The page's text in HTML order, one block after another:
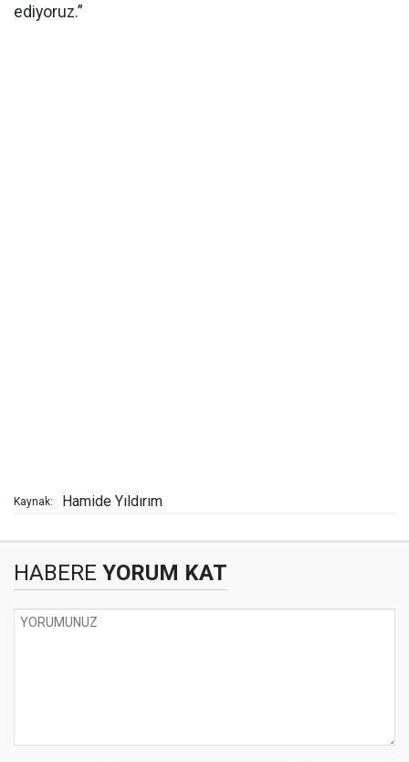
ediyoruz.”
Kaynak: Hamide Yıldırım
HABERE YORUM KAT